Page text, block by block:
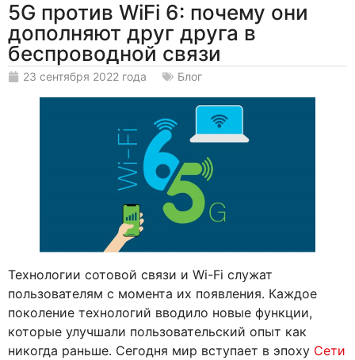
5G против WiFi 6: почему они
дополняют друг друга в
беспроводной связи
23 сентября 2022 года Блог
Технологии сотовой связи и Wi-Fi служат
пользователям с момента их появления. Каждое
поколение технологий вводило новые функции,
которые улучшали пользовательский опыт как
никогда раньше. Сегодня мир вступает в эпоху Сети